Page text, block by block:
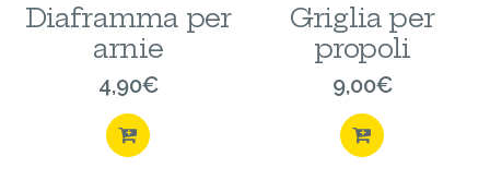
Diaframma per
arnie
4,90€
Griglia per
propoli
9,00€